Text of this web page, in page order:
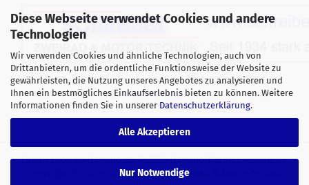
Diese Webseite verwendet Cookies und andere
Technologien
Wir verwenden Cookies und ähnliche Technologien, auch von
Drittanbietern, um die ordentliche Funktionsweise der Website zu
gewährleisten, die Nutzung unseres Angebotes zu analysieren und
Ihnen ein bestmögliches Einkaufserlebnis bieten zu können. Weitere
Informationen finden Sie in unserer Datenschutzerklärung.
Alle Akzeptieren
Nur Notwendige
Alle Preise verstehen sich inklusive der gesetzlichen
Mehrwertsteuer, zzgl.Versandkostensoweit nicht anders
gekennzeichnet.
Onlineshopby Gambio.de © 2026 Gambio ThemesXycons.de
Copyright © 2009-2024 [Schreiber Zweirad & Motor-Technik